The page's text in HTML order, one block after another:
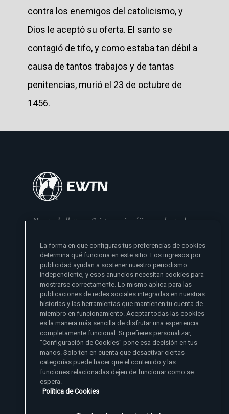
contra los enemigos del catolicismo, y
Dios le aceptó su oferta. El santo se
contagió de tifo, y como estaba tan débil a
causa de tantos trabajos y de tantas
penitencias, murió el 23 de octubre de
1456.
No puedo llevar a Cristo a mi prójimo y al mundo
- Madre Angelica
Sitios de noticias EWTN
Aci Prensa
ChurchPOP
Afiliados
English
España
Polska
Magyar
Más información
Madre Angelica
Sala de Prensa
Contacto
1-800-447-3986
La forma en que configuras tus preferencias de cookies
determina qué funciona en este sitio. Los ingresos por
publicidad ayudan a sostener nuestro periodismo
independiente, y esos anuncios necesitan cookies para
mostrarse correctamente. Lo mismo aplica para las
publicaciones de redes sociales integradas en nuestras
historias y las herramientas que mantienen tu cuenta de
miembro en funcionamiento. Aceptar todas las cookies
es la manera más sencilla de disfrutar una experiencia
completamente funcional. Si prefieres personalizar,
"Configuración de Cookies" pone esa decisión en tus
manos. Solo ten en cuenta que desactivar ciertas
categorías puede hacer que el contenido y las
funciones relacionadas dejen de funcionar como se
espera.
Política de Cookies